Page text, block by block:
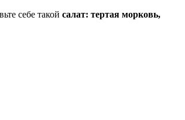
себе такой салат: тертая морковь,